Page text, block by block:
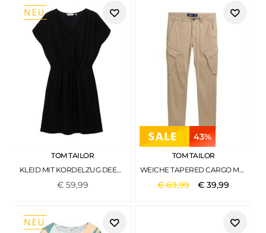
TOM TAILOR
KLEID MIT KORDELZUG DEEP BLACK
€ 59,99
43%
TOM TAILOR
WEICHE TAPERED CARGO MOUNTAIN TAUPE
€69,99 €39,99